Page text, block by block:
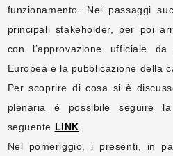
funzionamento. Nei passaggi
principali stakeholder, per poi
con l’approvazione ufficiale
Europea e la pubblicazione della
Per scoprire di cosa si è
plenaria è possibile seguire la
seguente LINK
Nel pomeriggio, i presenti, in